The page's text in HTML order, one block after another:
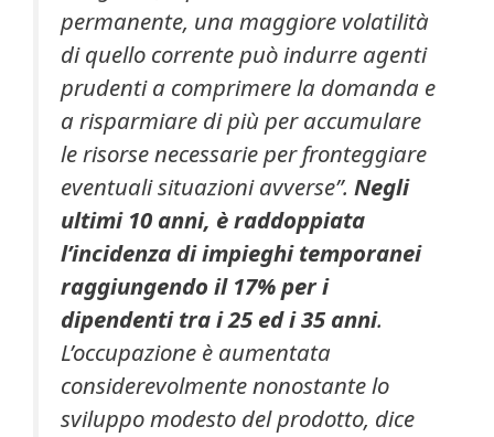
permanente, una maggiore volatilità
di quello corrente può indurre agenti
prudenti a comprimere la domanda e
a risparmiare di più per accumulare
le risorse necessarie per fronteggiare
eventuali situazioni avverse”. Negli
ultimi 10 anni, è raddoppiata
l’incidenza di impieghi temporanei
raggiungendo il 17% per i
dipendenti tra i 25 ed i 35 anni.
L’occupazione è aumentata
considerevolmente nonostante lo
sviluppo modesto del prodotto, dice